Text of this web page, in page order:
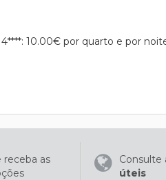
10.00€ por quarto e por
receba as
Consulte
úteis